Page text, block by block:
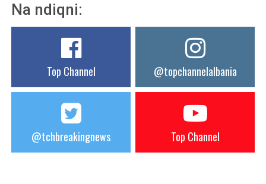
Na ndiqni:
Top Channel @topchannelalbania
@tchbreakingnews Top Channel